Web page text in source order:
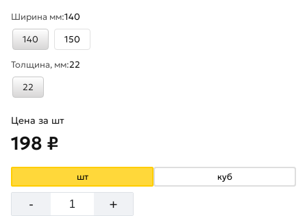
Ширина мм:140
140
150
Толщина, мм:22
22
Цена за шт
198 ₽
шт куб
- +